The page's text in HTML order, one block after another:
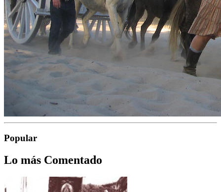
Popular
Lo más Comentado